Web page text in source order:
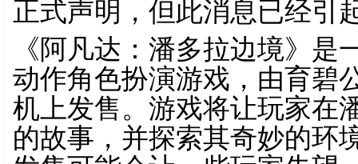
正式声明，但此消息已经引
《阿凡达：潘多拉边境》
动作角色扮演游戏，由育碧
机上发售。游戏将让玩家在
的故事，并探索其奇妙的环